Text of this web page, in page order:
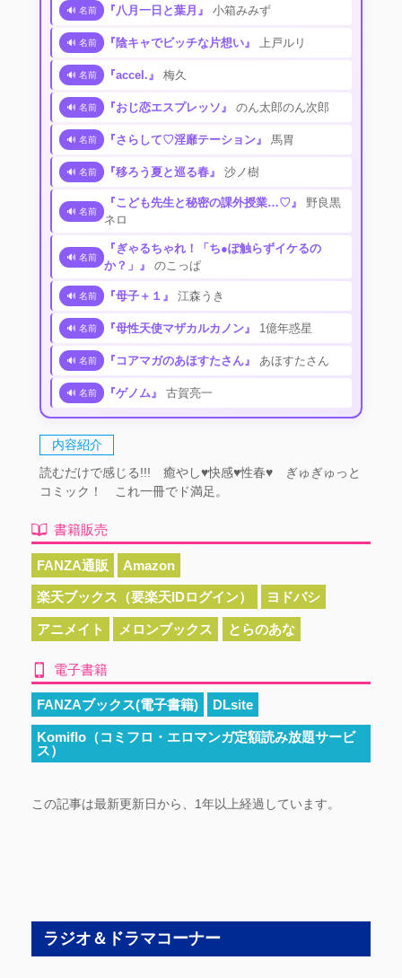
🔊 名前 『八月一日と葉月』 小箱みみず
🔊 名前 『陰キャでビッチな片想い』 上戸ルリ
🔊 名前 『accel.』 梅久
🔊 名前 『おじ恋エスプレッソ』 のん太郎のん次郎
🔊 名前 『さらして♡淫靡テーション』 馬胃
🔊 名前 『移ろう夏と巡る春』 沙ノ樹
🔊 名前
『こども先生と秘密の課外授業…♡』
野良黒
ネロ
🔊 名前
『ぎゃるちゃれ！「ち●ぽ触らずイケるの
か？」』
のこっぱ
🔊 名前 『母子＋１』 江森うき
🔊 名前 『母性天使マザカルカノン』 1億年惑星
🔊 名前 『コアマガのあほすたさん』 あほすたさん
🔊 名前 『ゲノム』 古賀亮一
内容紹介
読むだけで感じる!!! 癒やし♥快感♥性春♥ ぎゅぎゅっと
コミック！ これ一冊でド満足。
書籍販売
FANZA通販 Amazon
楽天ブックス（要楽天IDログイン） ヨドバシ
アニメイト メロンブックス とらのあな
電子書籍
FANZAブックス(電子書籍) DLsite
Komiflo（コミフロ・エロマンガ定額読み放題サービ
ス）
この記事は最新更新日から、1年以上経過しています。
ラジオ＆ドラマコーナー